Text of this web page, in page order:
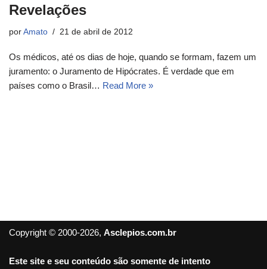
Revelações
por Amato 21 de abril de 2012
Os médicos, até os dias de hoje, quando se formam, fazem um
juramento: o Juramento de Hipócrates. É verdade que em
países como o Brasil… Read More »
Copyright © 2000-2026, Asclepios.com.br
Este site e seu conteúdo são somente de intento